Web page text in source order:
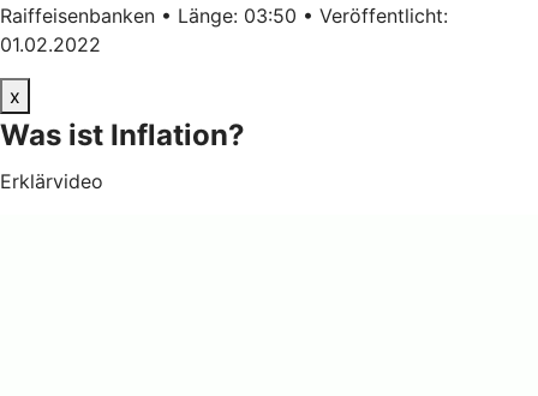
Raiffeisenbanken • Länge: 03:50 • Veröffentlicht:
01.02.2022
x
Was ist Inflation?
Erklärvideo